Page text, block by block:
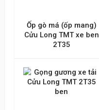
Ốp gò má (ốp mang)
Cửu Long TMT xe ben
2T35